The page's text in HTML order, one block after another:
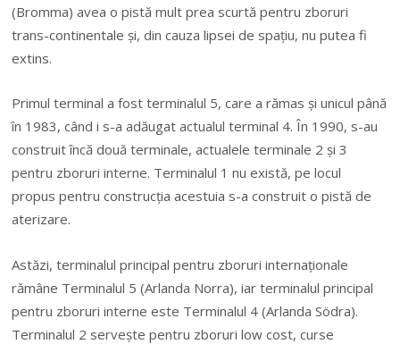
(Bromma) avea o pistă mult prea scurtă pentru zboruri
trans-continentale și, din cauza lipsei de spațiu, nu putea fi
extins.
Primul terminal a fost terminalul 5, care a rămas și unicul până
în 1983, când i s-a adăugat actualul terminal 4. În 1990, s-au
construit încă două terminale, actualele terminale 2 și 3
pentru zboruri interne. Terminalul 1 nu există, pe locul
propus pentru construcția acestuia s-a construit o pistă de
aterizare.
Astăzi, terminalul principal pentru zboruri internaționale
rămâne Terminalul 5 (Arlanda Norra), iar terminalul principal
pentru zboruri interne este Terminalul 4 (Arlanda Södra).
Terminalul 2 servește pentru zboruri low cost, curse